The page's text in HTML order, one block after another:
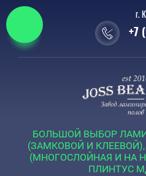
г.
+7
БОЛЬШОЙ ВЫБОР
(ЗАМКОВОЙ И
(МНОГОСЛОЙНАЯ И НА
ПЛИНТУС